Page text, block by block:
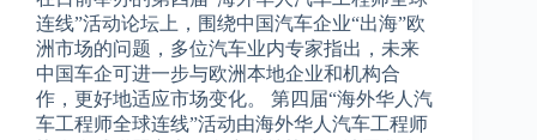
连线”活动论坛上，围绕中国汽车企业“出海”欧
洲市场的问题，多位汽车业内专家指出，未来
中国车企可进一步与欧洲本地企业和机构合
作，更好地适应市场变化。 第四届“海外华人汽
车工程师全球连线”活动由海外华人汽车工程师